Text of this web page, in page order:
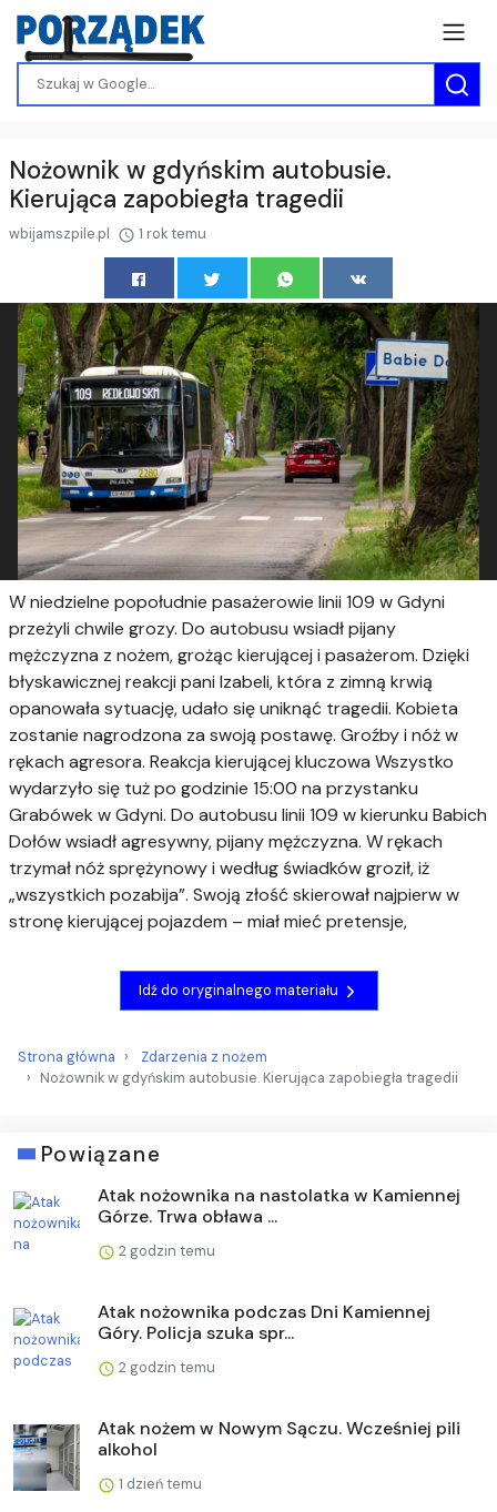
Nożownik w gdyńskim autobusie.
Kierująca zapobiegła tragedii
wbijamszpile.pl 1 rok temu
W niedzielne popołudnie pasażerowie linii 109 w Gdyni
przeżyli chwile grozy. Do autobusu wsiadł pijany
mężczyzna z nożem, grożąc kierującej i pasażerom. Dzięki
błyskawicznej reakcji pani Izabeli, która z zimną krwią
opanowała sytuację, udało się uniknąć tragedii. Kobieta
zostanie nagrodzona za swoją postawę. Groźby i nóż w
rękach agresora. Reakcja kierującej kluczowa Wszystko
wydarzyło się tuż po godzinie 15:00 na przystanku
Grabówek w Gdyni. Do autobusu linii 109 w kierunku Babich
Dołów wsiadł agresywny, pijany mężczyzna. W rękach
trzymał nóż sprężynowy i według świadków groził, iż
„wszystkich pozabija”. Swoją złość skierował najpierw w
stronę kierującej pojazdem – miał mieć pretensje,
Idź do oryginalnego materiału
Strona główna
Zdarzenia z nożem
Nożownik w gdyńskim autobusie. Kierująca zapobiegła tragedii
Powiązane
Atak nożownika na nastolatka w Kamiennej
Górze. Trwa obława ...
2 godzin temu
Atak nożownika podczas Dni Kamiennej
Góry. Policja szuka spr...
2 godzin temu
Atak nożem w Nowym Sączu. Wcześniej pili
alkohol
1 dzień temu